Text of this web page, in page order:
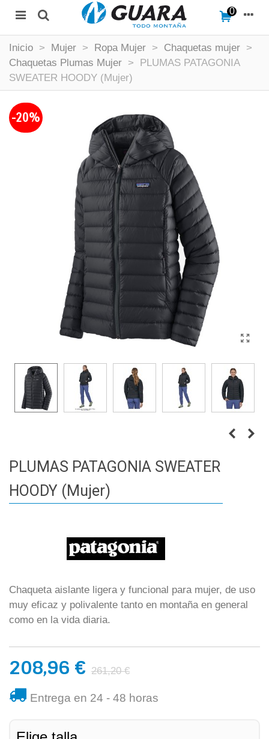
0
Inicio > Mujer > Ropa Mujer > Chaquetas mujer >
Chaquetas Plumas Mujer >
PLUMAS PATAGONIA
SWEATER HOODY (Mujer)
-20%
PLUMAS PATAGONIA SWEATER
HOODY (Mujer)
Chaqueta aislante ligera y funcional para mujer, de uso
muy eficaz y polivalente tanto en montaña en general
como en la vida diaria.
208,96 € 261,20 €
Entrega en 24 - 48 horas